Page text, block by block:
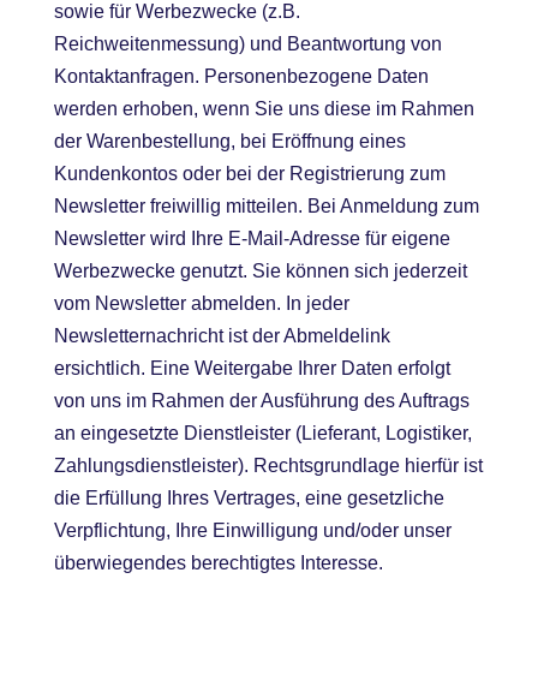
sowie für Werbezwecke (z.B.
Reichweitenmessung) und Beantwortung von
Kontaktanfragen. Personenbezogene Daten
werden erhoben, wenn Sie uns diese im Rahmen
der Warenbestellung, bei Eröffnung eines
Kundenkontos oder bei der Registrierung zum
Newsletter freiwillig mitteilen. Bei Anmeldung zum
Newsletter wird Ihre E-Mail-Adresse für eigene
Werbezwecke genutzt. Sie können sich jederzeit
vom Newsletter abmelden. In jeder
Newsletternachricht ist der Abmeldelink
ersichtlich. Eine Weitergabe Ihrer Daten erfolgt
von uns im Rahmen der Ausführung des Auftrags
an eingesetzte Dienstleister (Lieferant, Logistiker,
Zahlungsdienstleister). Rechtsgrundlage hierfür ist
die Erfüllung Ihres Vertrages, eine gesetzliche
Verpflichtung, Ihre Einwilligung und/oder unser
überwiegendes berechtigtes Interesse.